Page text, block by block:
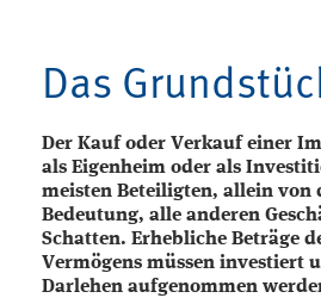
Das
Der Kauf oder Verkauf einer
als Eigenheim oder als
meisten Beteiligten, allein von
Bedeutung, alle anderen
Schatten. Erhebliche Beträge
Vermögens müssen investiert
Darlehen aufgenommen